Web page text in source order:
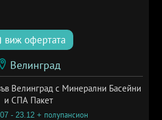
виж офертата
Велинград
Велинград с Минерални Басейни
и СПА Пакет
- 23.12 + полупансион